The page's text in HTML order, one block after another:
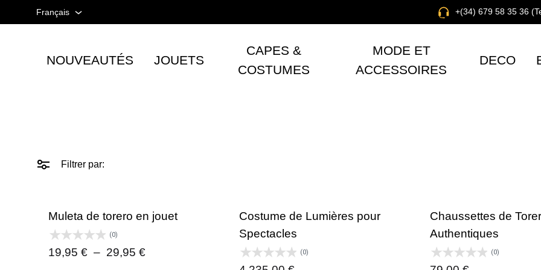
Français
Espagnol
+(34) 679 58 35 36
Tienda
moda
NOUVEAUTÉS JOUETS
CAPES &
COSTUMES
MODE ET
ACCESSOIRES
DECO
Filtrer par:
Muleta de torero en jouet
(0)
19,95 € – 29,95 €Plage
Costume de Lumières pour
Spectacles
(0)
Chaussettes de
Authentiques
(0)